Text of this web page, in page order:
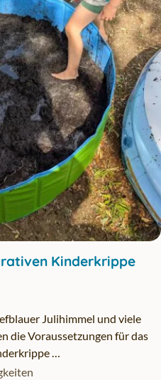
Kinderkrippe
Julihimmel und viele
die Voraussetzungen für das
…